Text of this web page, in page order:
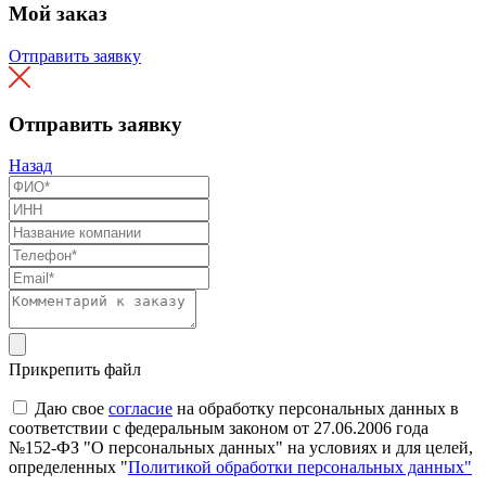
Мой заказ
Отправить заявку
Отправить заявку
Назад
Прикрепить файл
Даю свое согласие на обработку персональных данных в
соответствии с федеральным законом от 27.06.2006 года
№152-ФЗ "О персональных данных" на условиях и для целей,
определенных "Политикой обработки персональных данных"